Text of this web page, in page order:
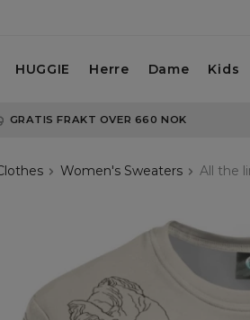
HUGGIE Herre Dame Kids
GRATIS FRAKT OVER 660 NOK
Women's Sweaters All the